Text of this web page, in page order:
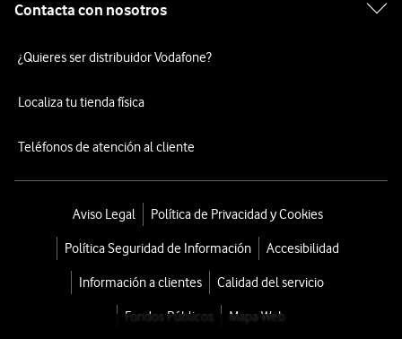
Contacta con nosotros
¿Quieres ser distribuidor Vodafone?
Localiza tu tienda física
Teléfonos de atención al cliente
Aviso Legal Política de Privacidad y Cookies
Política Seguridad de Información Accesibilidad
Información a clientes Calidad del servicio
Fondos Públicos Mapa Web